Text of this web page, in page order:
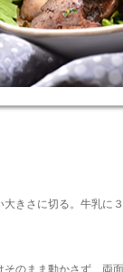
きさに切る。牛乳に
のまま動かさず、両